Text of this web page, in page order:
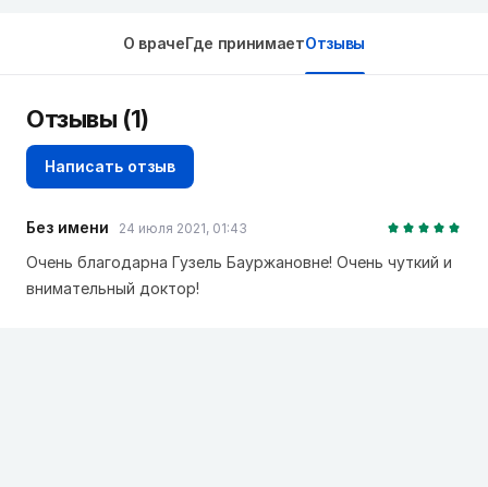
О врачеГде принимаетОтзывы
Отзывы (1)
Написать отзыв
Без имени 24 июля 2021, 01:43
Очень благодарна Гузель Бауржановне! Очень чуткий и
внимательный доктор!